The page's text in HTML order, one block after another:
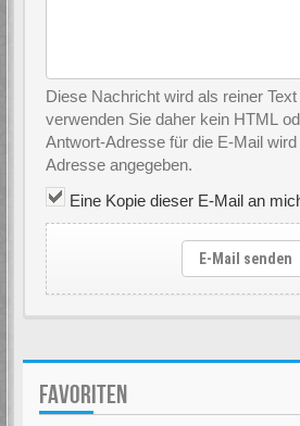
Diese Nachricht wird als reiner
verwenden Sie daher kein HTML
Antwort-Adresse für die E-Mail
Adresse angegeben.
Eine Kopie dieser E-Mail an
E-Mail senden
FAVORITEN